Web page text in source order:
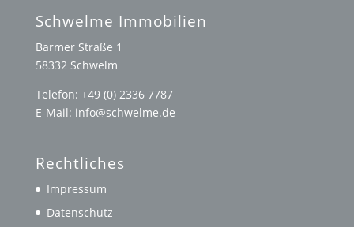
Schwelme Immobilien
Barmer Straße 1
58332 Schwelm
Telefon: +49 (0) 2336 7787
E-Mail: info@schwelme.de
Rechtliches
Impressum
Datenschutz